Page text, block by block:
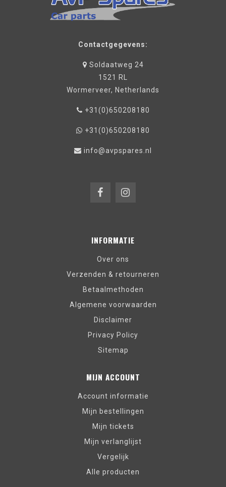
Contactgegevens:
Soldaatweg 24
1521 RL
Wormerveer, Netherlands
+31(0)650208180
+31(0)650208180
info@avpspares.nl
INFORMATIE
Over ons
Verzenden & retourneren
Betaalmethoden
Algemene voorwaarden
Disclaimer
Privacy Policy
Sitemap
MIJN ACCOUNT
Account informatie
Mijn bestellingen
Mijn tickets
Mijn verlanglijst
Vergelijk
Alle producten